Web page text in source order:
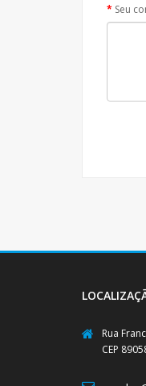
Seu
Rua
CEP